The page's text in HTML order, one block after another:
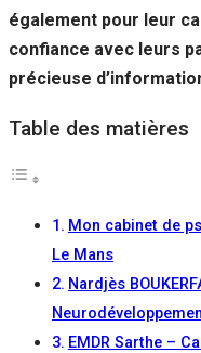
également pour leur
confiance avec leurs
précieuse
Table des matières
Mon cabinet de
Le Mans
Nardjès
EMDR Sarthe –